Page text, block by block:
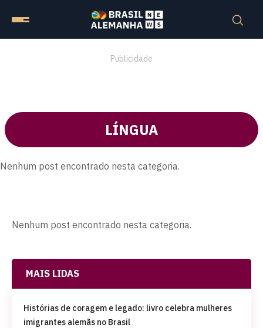
Publicidade
LÍNGUA
Nenhum post encontrado nesta categoria.
Nenhum post encontrado nesta categoria.
MAIS LIDAS
Histórias de coragem e legado: livro celebra mulheres
imigrantes alemãs no Brasil